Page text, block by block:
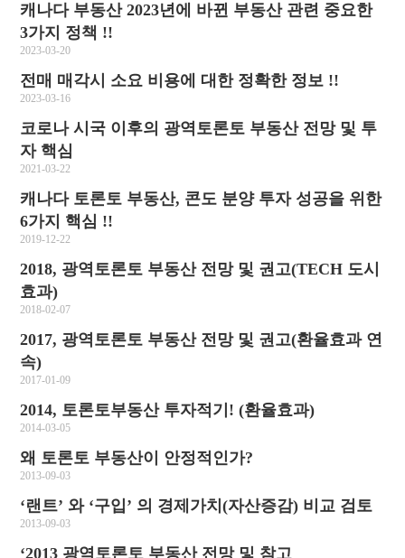
캐나다 부동산 2023년에 바뀐 부동산 관련 중요한
3가지 정책 !!
2023-03-20
전매 매각시 소요 비용에 대한 정확한 정보 !!
2023-03-16
코로나 시국 이후의 광역토론토 부동산 전망 및 투
자 핵심
2021-03-22
캐나다 토론토 부동산, 콘도 분양 투자 성공을 위한
6가지 핵심 !!
2019-12-22
2018, 광역토론토 부동산 전망 및 권고(TECH 도시
효과)
2018-02-07
2017, 광역토론토 부동산 전망 및 권고(환율효과 연
속)
2017-01-09
2014, 토론토부동산 투자적기! (환율효과)
2014-03-05
왜 토론토 부동산이 안정적인가?
2013-09-03
‘랜트’ 와 ‘구입’ 의 경제가치(자산증감) 비교 검토
2013-09-03
‘2013 광역토론토 부동산 전망 및 참고